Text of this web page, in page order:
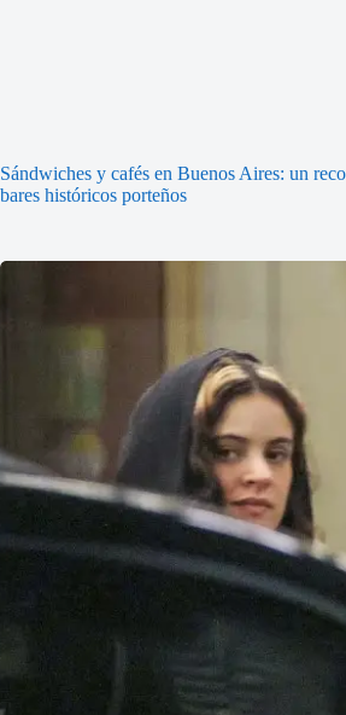
Sándwiches y cafés en Buenos Aires: un
bares históricos porteños